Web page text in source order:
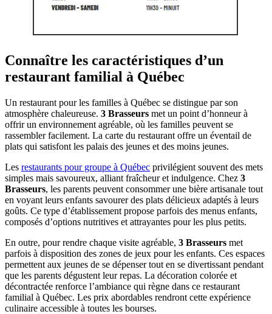
Connaître les caractéristiques d’un
restaurant familial à Québec
Un restaurant pour les familles à Québec se distingue par son
atmosphère chaleureuse. 3 Brasseurs met un point d’honneur à
offrir un environnement agréable, où les familles peuvent se
rassembler facilement. La carte du restaurant offre un éventail de
plats qui satisfont les palais des jeunes et des moins jeunes.
Les restaurants pour groupe à Québec privilégient souvent des mets
simples mais savoureux, alliant fraîcheur et indulgence. Chez 3
Brasseurs, les parents peuvent consommer une bière artisanale tout
en voyant leurs enfants savourer des plats délicieux adaptés à leurs
goûts. Ce type d’établissement propose parfois des menus enfants,
composés d’options nutritives et attrayantes pour les plus petits.
En outre, pour rendre chaque visite agréable, 3 Brasseurs met
parfois à disposition des zones de jeux pour les enfants. Ces espaces
permettent aux jeunes de se dépenser tout en se divertissant pendant
que les parents dégustent leur repas. La décoration colorée et
décontractée renforce l’ambiance qui règne dans ce restaurant
familial à Québec. Les prix abordables rendront cette expérience
culinaire accessible à toutes les bourses.